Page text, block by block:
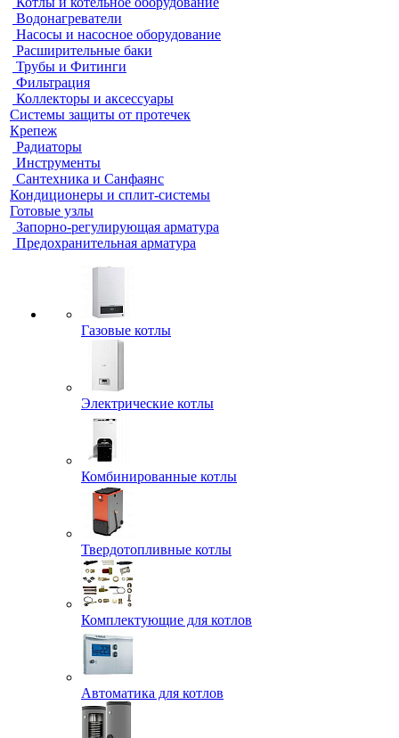
Водонагреватели
Насосы и насосное оборудование
Расширительные баки
Трубы и Фитинги
Фильтрация
Коллекторы и аксессуары
Системы защиты от протечек
Крепеж
Радиаторы
Инструменты
Сантехника и Санфаянс
Кондиционеры и сплит-системы
Готовые узлы
Запорно-регулирующая арматура
Предохранительная арматура
Газовые котлы
Электрические котлы
Комбинированные котлы
Твердотопливные котлы
Комплектующие для котлов
Автоматика для котлов